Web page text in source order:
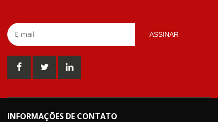
ASSINAR
INFORMAÇÕES DE CONTATO